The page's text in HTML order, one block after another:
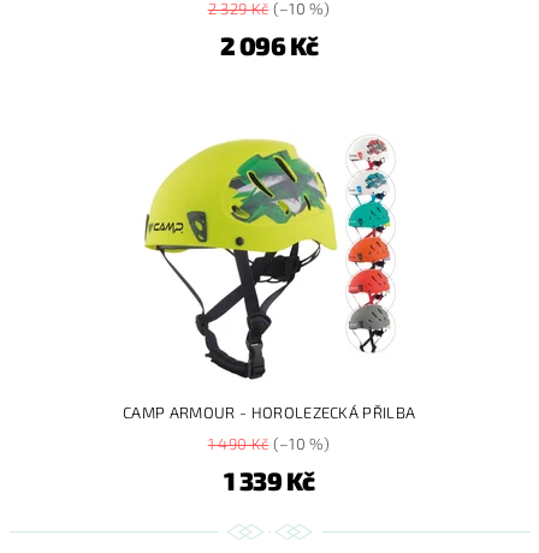
2 329 Kč(–10 %)
2 096 Kč
CAMP ARMOUR - HOROLEZECKÁ PŘILBA
1 490 Kč(–10 %)
1 339 Kč